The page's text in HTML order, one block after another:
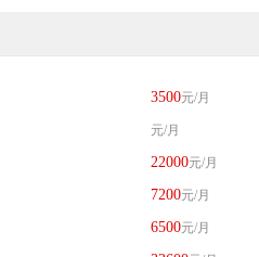
3500元/月
元/月
22000元/月
7200元/月
6500元/月